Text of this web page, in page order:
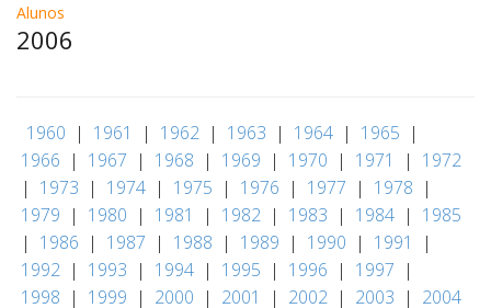
Alunos
2006
1960 | 1961 | 1962 | 1963 | 1964 | 1965 |
1966 | 1967 | 1968 | 1969 | 1970 | 1971 | 1972
| 1973 | 1974 | 1975 | 1976 | 1977 | 1978 |
1979 | 1980 | 1981 | 1982 | 1983 | 1984 | 1985
| 1986 | 1987 | 1988 | 1989 | 1990 | 1991
|
1992 | 1993 | 1994 | 1995 | 1996 | 1997 |
1998 | 1999 | 2000 | 2001 | 2002 | 2003 | 2004